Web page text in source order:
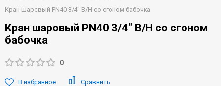
Кран шаровый PN40 3/4" В/Н со сгоном бабочка
Кран шаровый PN40 3/4" В/Н со сгоном
бабочка
0
В избранное Сравнить